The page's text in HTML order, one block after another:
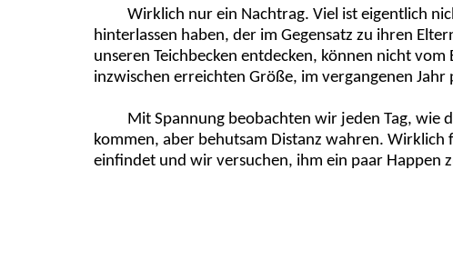
Wirklich nur ein Nachtrag. Viel ist eigentlich
hinterlassen haben, der im Gegensatz zu ihren
unseren Teichbecken entdecken, können nicht
inzwischen erreichten Größe, im vergangenen
Mit Spannung beobachten wir jeden Tag, wie
kommen, aber behutsam Distanz wahren.
einfindet und wir versuchen, ihm ein paar Happen